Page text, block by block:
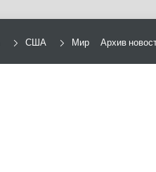
США Мир Архив